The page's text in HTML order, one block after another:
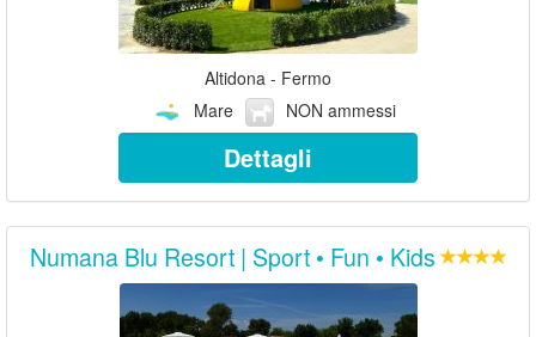
Altidona - Fermo
Mare
NON ammessi
Dettagli
Numana Blu Resort | Sport • Fun • Kids